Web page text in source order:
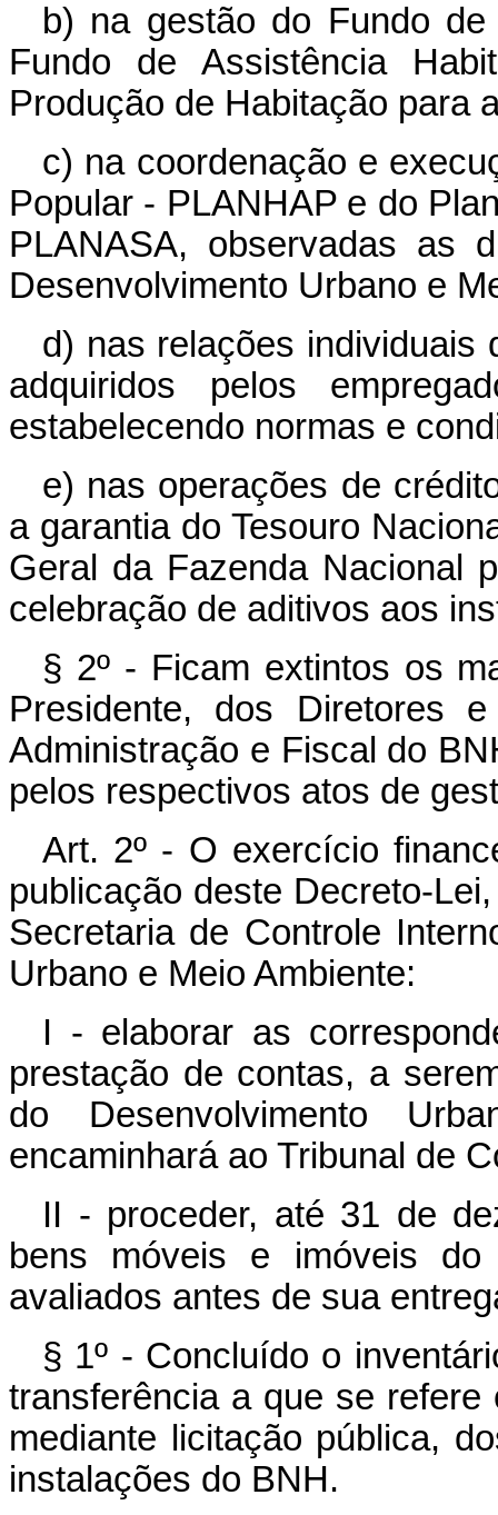
b) na gestão do Fundo
Fundo de Assistência
Produção de Habitação para
c) na coordenação e
Popular - PLANHAP e do
PLANASA, observadas as
Desenvolvimento Urbano e
d) nas relações individuais
adquiridos pelos
estabelecendo normas e
e) nas operações de
a garantia do Tesouro
Geral da Fazenda Nacional
celebração de aditivos aos
§ 2º - Ficam extintos os
Presidente, dos Diretores
Administração e Fiscal do
pelos respectivos atos de
Art. 2º - O exercício
publicação deste Decreto-
Secretaria de Controle
Urbano e Meio Ambiente:
I - elaborar as
prestação de contas, a
do Desenvolvimento
encaminhará ao Tribunal de
II - proceder, até 31 de
bens móveis e imóveis
avaliados antes de sua
§ 1º - Concluído o
transferência a que se
mediante licitação pública,
instalações do BNH.